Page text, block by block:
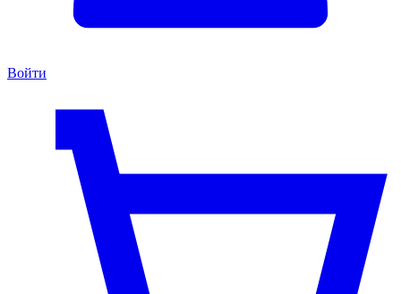
Войти